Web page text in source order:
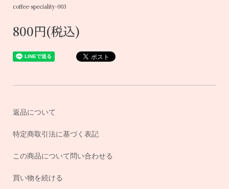
coffee-speciality-003
800円(税込)
返品について
特定商取引法に基づく表記
この商品について問い合わせる
買い物を続ける